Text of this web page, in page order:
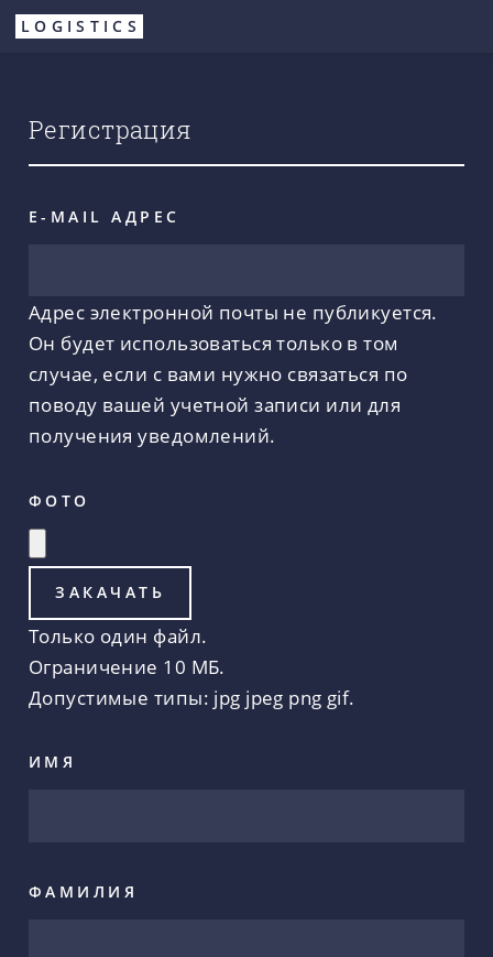
Перейти
LOGISTICS
Регистрация
E-MAIL АДРЕС
Адрес электронной почты не публикуется.
Он будет использоваться только в том
случае, если с вами нужно связаться по
поводу вашей учетной записи или для
получения уведомлений.
ФОТО
Только один файл.
Ограничение 10 МБ.
Допустимые типы: jpg jpeg png gif.
ИМЯ
ФАМИЛИЯ